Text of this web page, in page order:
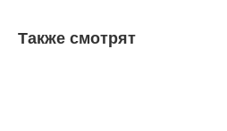
Также смотрят